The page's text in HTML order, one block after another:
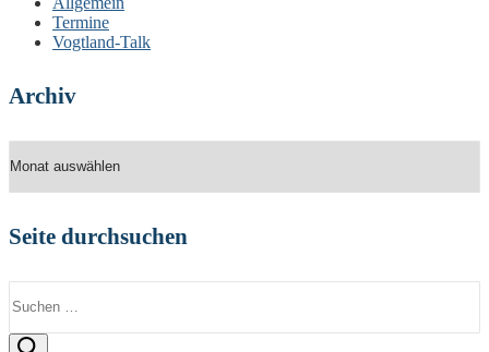
Termine
Vogtland-Talk
Archiv
Seite durchsuchen
nach: